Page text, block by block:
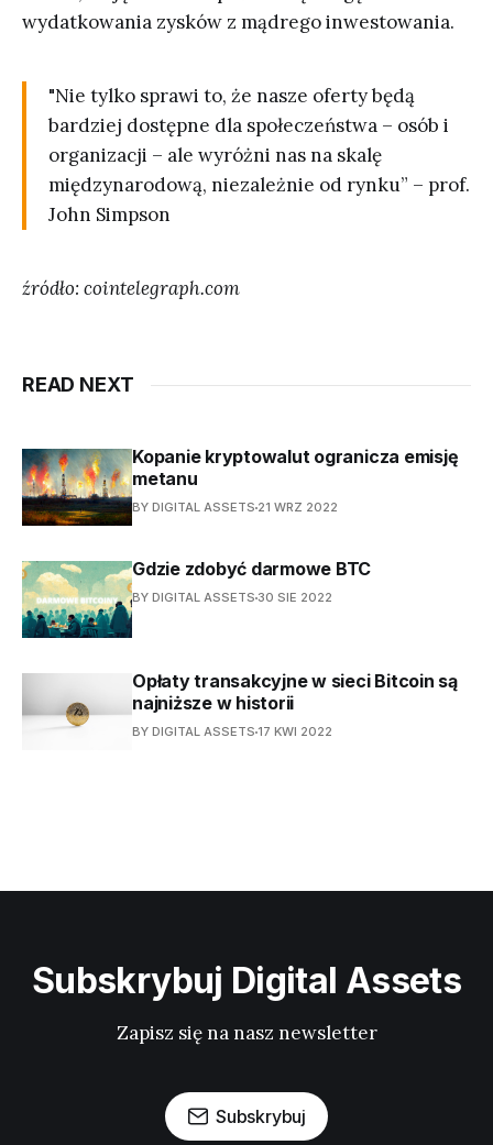
wydatkowania zysków z mądrego inwestowania.
"Nie tylko sprawi to, że nasze oferty będą
bardziej dostępne dla społeczeństwa – osób i
organizacji – ale wyróżni nas na skalę
międzynarodową, niezależnie od rynku” – prof.
John Simpson
źródło: cointelegraph.com
READ NEXT
Kopanie kryptowalut ogranicza emisję
metanu
BY DIGITAL ASSETS 21 WRZ 2022
Gdzie zdobyć darmowe BTC
BY DIGITAL ASSETS 30 SIE 2022
Opłaty transakcyjne w sieci Bitcoin są
najniższe w historii
BY DIGITAL ASSETS 17 KWI 2022
Subskrybuj Digital Assets
Zapisz się na nasz newsletter
Subskrybuj